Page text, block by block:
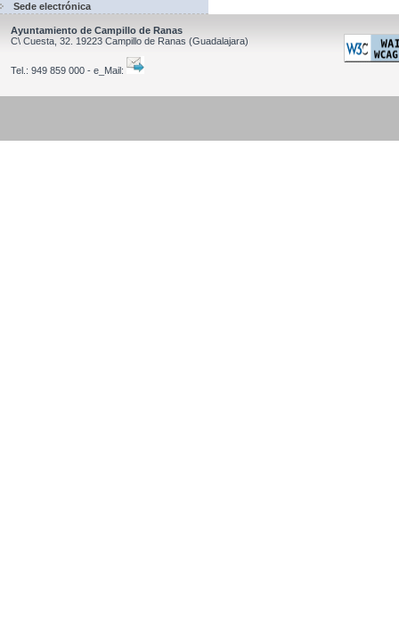
Sede electrónica
Ayuntamiento de Campillo de Ranas
C\ Cuesta, 32. 19223 Campillo de Ranas (Guadalajara)
Tel.: 949 859 000 - e_Mail: